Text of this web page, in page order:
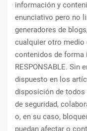
información y
enunciativo pero no
generadores de
cualquier otro medio
contenidos de forma
RESPONSABLE. Sin
dispuesto en los
disposición de todos
de seguridad,
o, en su caso,